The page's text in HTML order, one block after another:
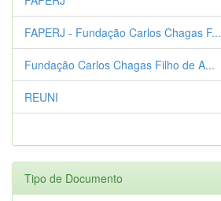
FAPERJ - Fundação Carlos Chagas F...
Fundação Carlos Chagas Filho de A...
REUNI
Tipo de Documento